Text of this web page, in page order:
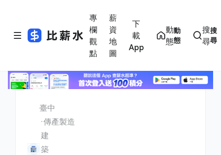
專
欄
觀
點
薪
資
地
圖
下
載
App
動
態
動
態
搜
尋
搜
尋
臺中
傳產製造
建
築